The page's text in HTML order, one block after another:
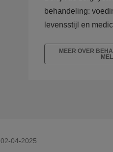
behandeling:
levensstijl en
MEER OVER
02-04-2025